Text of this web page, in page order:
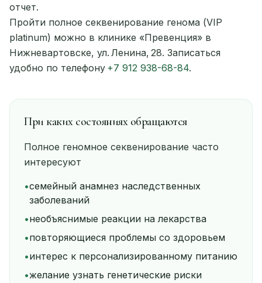
отчет.
Пройти полное секвенирование генома (VIP
platinum) можно в клинике «Превенция» в
Нижневартовске, ул. Ленина, 28. Записаться
удобно по телефону +7 912 938-68-84.
При каких состояниях обращаются
Полное геномное секвенирование часто
интересуют
•семейный анамнез наследственных
заболеваний
•необъяснимые реакции на лекарства
•повторяющиеся проблемы со здоровьем
•интерес к персонализированному питанию
•желание узнать генетические риски